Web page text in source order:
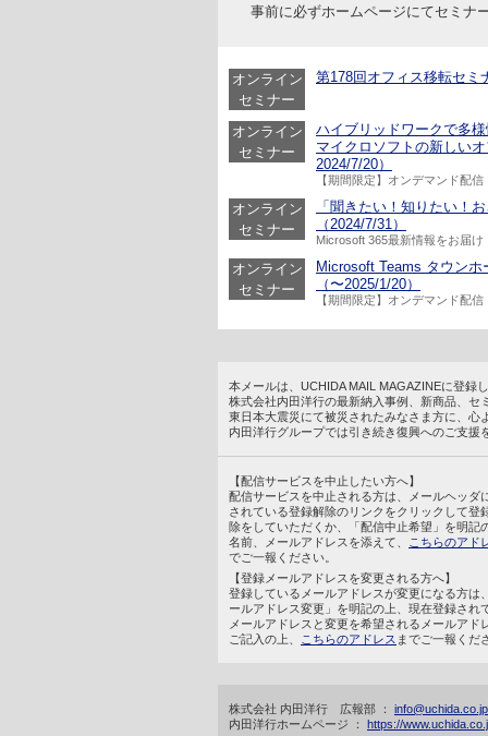
事前に必ずホームページにてセミナ
オンライン
セミナー
第178回オフィス移転セミ
オンライン
セミナー
ハイブリッドワークで多
マイクロソフトの新しい
2024/7/20）
【期間限定】オンデマンド配信
オンライン
セミナー
「聞きたい！知りたい！
（2024/7/31）
Microsoft 365最新情報をお届け
オンライン
セミナー
Microsoft Teams タウン
（〜2025/1/20）
【期間限定】オンデマンド配信
本メールは、UCHIDA MAIL MAGAZINEに登録
株式会社内田洋行の最新納入事例、新商品、
東日本大震災にて被災されたみなさま方に、心
内田洋行グループでは引き続き復興へのご支援
【配信サービスを中止したい方へ】
配信サービスを中止される方は、メールヘッダ
されている登録解除のリンクをクリックして登
除をしていただくか、「配信中止希望」を明記
名前、メールアドレスを添えて、
こちらのアド
でご一報ください。
【登録メールアドレスを変更される方へ】
登録しているメールアドレスが変更になる方は
ールアドレス変更」を明記の上、現在登録され
メールアドレスと変更を希望されるメールアド
ご記入の上、
こちらのアドレス までご一報くだ
株式会社 内田洋行 広報部 ： info@uchida.co.jp
内田洋行ホームページ ： https://